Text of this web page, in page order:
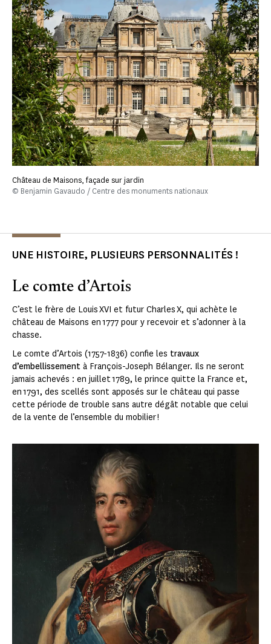
Château de Maisons, façade sur jardin
© Benjamin Gavaudo / Centre des monuments nationaux
UNE HISTOIRE, PLUSIEURS PERSONNALITÉS !
Le comte d’Artois
C’est le frère de Louis XVI et futur Charles X, qui achète le
château de Maisons en 1777 pour y recevoir et s’adonner à la
chasse.
Le comte d’Artois (1757-1836) confie les travaux
d’embellissement à François-Joseph Bélanger. Ils ne seront
jamais achevés : en juillet 1789, le prince quitte la France et,
en 1791, des scellés sont apposés sur le château qui passe
cette période de trouble sans autre dégât notable que celui
de la vente de l’ensemble du mobilier !